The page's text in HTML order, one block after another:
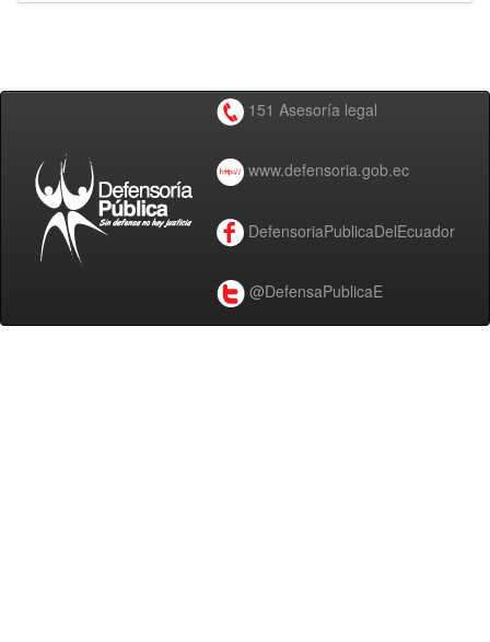
151 Asesoría legal
www.defensoria.gob.ec
DefensoriaPublicaDelEcuador
@DefensaPublicaE